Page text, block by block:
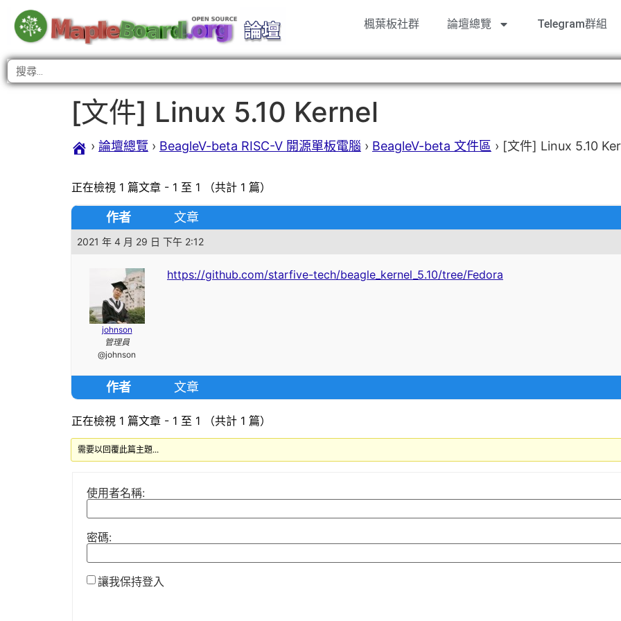
楓葉板社群 論壇總覽 Telegram群組
[文件] Linux 5.10 Kernel
› 論壇總覽 › BeagleV-beta RISC-V 開源單板電腦 › BeagleV-beta 文件區 › [文件] Linux 5.10
正在檢視 1 篇文章 - 1 至 1 （共計 1 篇）
作者 文章
2021 年 4 月 29 日 下午 2:12
johnson
管理員
@johnson
https://github.com/starfive-tech/beagle_kernel_5.10/tree/Fedora
作者 文章
正在檢視 1 篇文章 - 1 至 1 （共計 1 篇）
需要以回覆此篇主題...
使用者名稱:
密碼:
讓我保持登入